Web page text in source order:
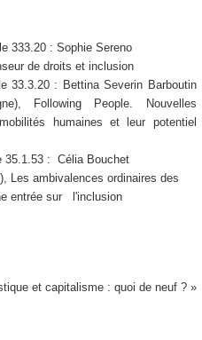
333.20 : Sophie Sereno
de droits et inclusion
33.3.20 : Bettina Severin Barboutin
Following People. Nouvelles
humaines et leur potentiel
35.1.53 : Célia Bouchet
Les ambivalences ordinaires des
une entrée sur l'inclusion
et capitalisme : quoi de neuf ? »